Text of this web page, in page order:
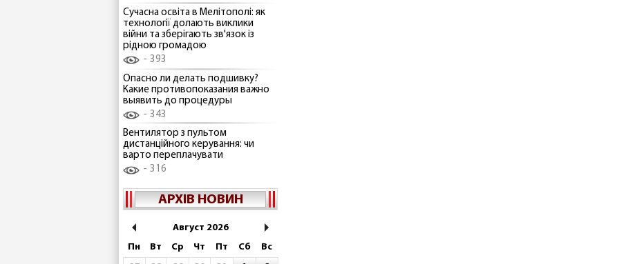
Сучасна освіта в Мелітополі: як
технології долають виклики
війни та зберігають зв'язок із
рідною громадою
393
Опасно ли делать подшивку?
Какие противопоказания важно
выявить до процедуры
343
Вентилятор з пультом
дистанційного керування: чи
варто переплачувати
316
АРХІВ НОВИН
Август 2026
Пн
Вт Ср Чт Пт Сб
Вс